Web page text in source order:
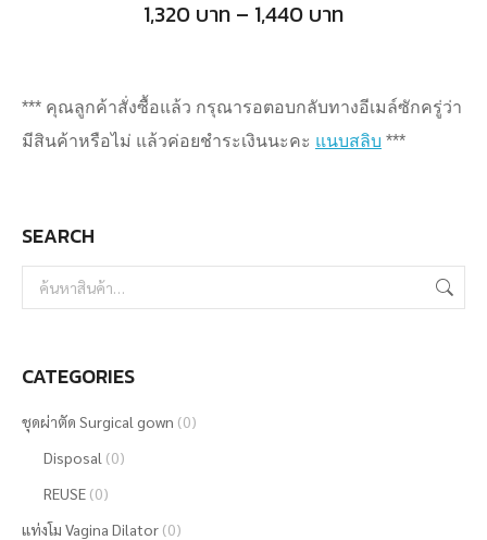
The
on
the
1,320 บาท – 1,440 บาทPrice
range:
1,440
บาท
*** คุณลูกค้าสั่งซื้อแล้ว กรุณารอตอบกลับทางอีเมล์ซักครู่ว่า
มีสินค้าหรือไม่ แล้วค่อยชำระเงินนะคะ แนบสลิบ ***
SEARCH
CATEGORIES
ชุดผ่าตัด Surgical gown (0)
Disposal (0)
REUSE (0)
แท่งโม Vagina Dilator (0)